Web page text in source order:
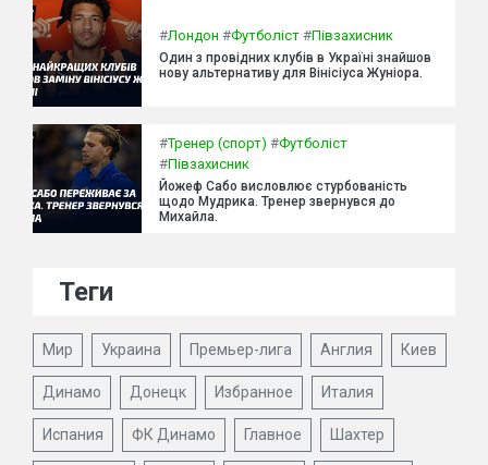
#Лондон #Футболіст #Півзахисник
Один з провідних клубів в Україні знайшов
нову альтернативу для Вінісіуса Жуніора.
#Тренер (спорт) #Футболіст
#Півзахисник
Йожеф Сабо висловлює стурбованість
щодо Мудрика. Тренер звернувся до
Михайла.
Теги
Мир Украина Премьер-лига Англия Киев
Динамо Донецк Избранное Италия
Испания ФК Динамо Главное Шахтер